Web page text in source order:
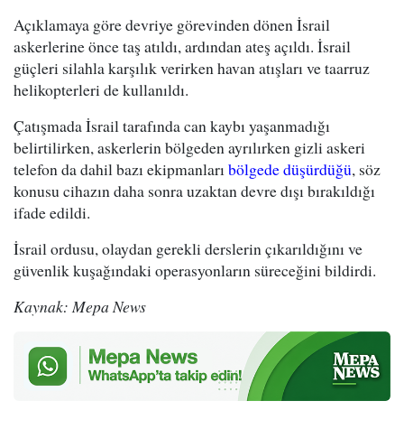
Açıklamaya göre devriye görevinden dönen İsrail
askerlerine önce taş atıldı, ardından ateş açıldı. İsrail
güçleri silahla karşılık verirken havan atışları ve taarruz
helikopterleri de kullanıldı.
Çatışmada İsrail tarafında can kaybı yaşanmadığı
belirtilirken, askerlerin bölgeden ayrılırken gizli askeri
telefon da dahil bazı ekipmanlarıbölgede düşürdüğü, söz
konusu cihazın daha sonra uzaktan devre dışı bırakıldığı
ifade edildi.
İsrail ordusu, olaydan gerekli derslerin çıkarıldığını ve
güvenlik kuşağındaki operasyonların süreceğini bildirdi.
Kaynak: Mepa News